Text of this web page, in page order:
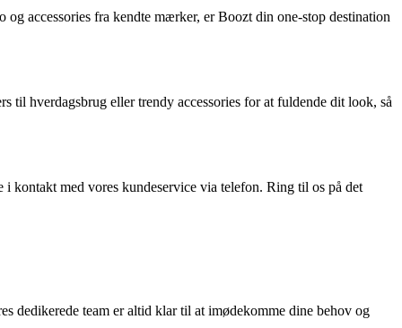
accessories fra kendte mærker, er Boozt din one-stop destination
hverdagsbrug eller trendy accessories for at fuldende dit look, så
med vores kundeservice via telefon. Ring til os på det
dedikerede team er altid klar til at imødekomme dine behov og